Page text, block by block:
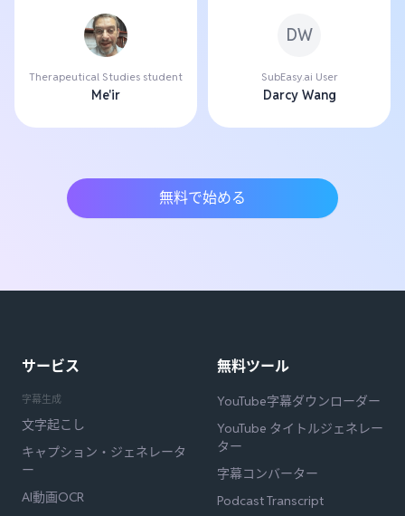
Therapeutical Studies student
Me'ir
DW
SubEasy.ai User
Darcy Wang
無料で始める
サービス
字幕生成
文字起こし
キャプション・ジェネレータ
ー
AI動画OCR
無料ツール
YouTube字幕ダウンローダー
YouTube タイトルジェネレー
ター
字幕コンバーター
Podcast Transcript